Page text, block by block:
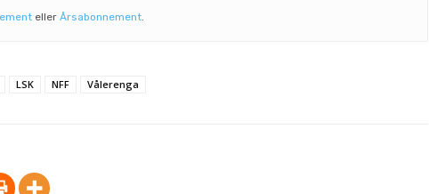
eller Årsabonnement.
LSK NFF Vålerenga